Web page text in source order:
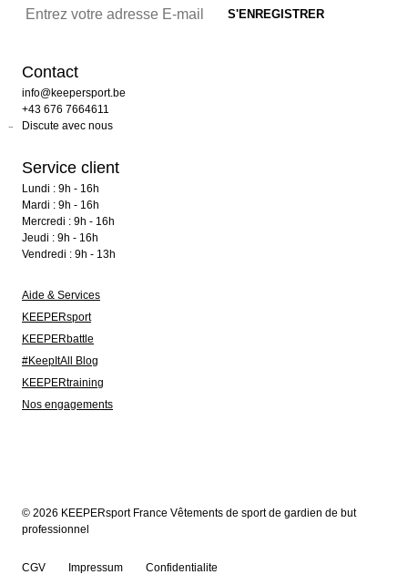
Contact
info@keepersport.be
+43 676 7664611
Discute avec nous
Service client
Lundi : 9h - 16h
Mardi : 9h - 16h
Mercredi : 9h - 16h
Jeudi : 9h - 16h
Vendredi : 9h - 13h
Aide & Services
KEEPERsport
KEEPERbattle
#KeepItAll Blog
KEEPERtraining
Nos engagements
© 2026 KEEPERsport France Vêtements de sport de gardien de but
professionnel
CGV Impressum Confidentialite